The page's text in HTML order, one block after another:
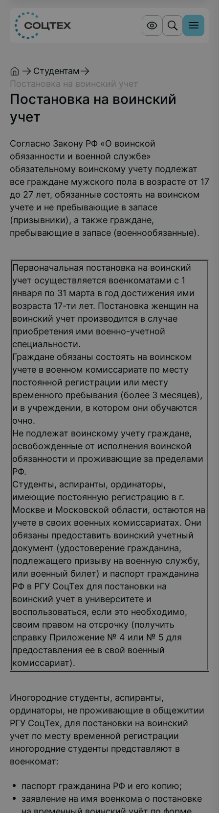
Студентам
Постановка на воинский учет
Постановка на воинский
учет
Согласно Закону РФ «О воинской
обязанности и военной службе»
обязательному воинскому учету подлежат
все граждане мужского пола в возрасте от 17
до 27 лет, обязанные состоять на воинском
учете и не пребывающие в запасе
(призывники), а также граждане,
пребывающие в запасе (военнообязанные).
Первоначальная постановка на воинский
учет осуществляется военкоматами с 1
января по 31 марта в год достижения ими
возраста 17-ти лет. Постановка женщин на
воинский учет производится в случае
приобретения ими военно-учетной
специальности.
Граждане обязаны состоять на воинском
учете в военном комиссариате по месту
постоянной регистрации или месту
временного пребывания (более 3 месяцев),
и в учреждении, в котором они обучаются
очно.
Не подлежат воинскому учету граждане,
освобожденные от исполнения воинской
обязанности и проживающие за пределами
РФ.
Студенты, аспиранты, ординаторы,
имеющие постоянную регистрацию в г.
Москве и Московской области, остаются на
учете в своих военных комиссариатах. Они
обязаны предоставить воинский учетный
документ (удостоверение гражданина,
подлежащего призыву на военную службу,
или военный билет) и паспорт гражданина
РФ в РГУ СоцТех для постановки на
воинский учет в университете и
воспользоваться, если это необходимо,
своим правом на отсрочку (получить
справку Приложение № 4 или № 5 для
предоставления ее в свой военный
комиссариат).
Иногородние студенты, аспиранты,
ординаторы, не проживающие в общежитии
РГУ СоцТех, для постановки на воинский
учет по месту временной регистрации
иногородние студенты представляют в
военкомат:
паспорт гражданина РФ и его копию;
заявление на имя военкома о постановке